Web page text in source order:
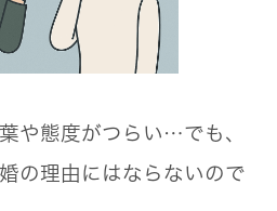
や態度がつらい…でも、
の理由にはならないので